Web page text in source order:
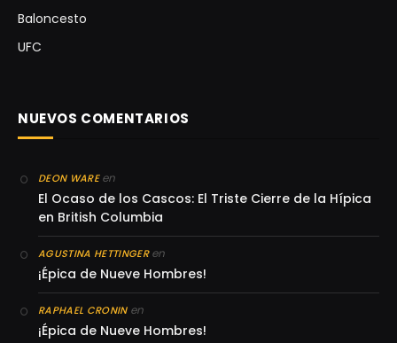
Baloncesto
UFC
NUEVOS COMENTARIOS
DEON WAREen
El Ocaso de los Cascos: El Triste Cierre de la Hípica
en British Columbia
AGUSTINA HETTINGERen
¡Épica de Nueve Hombres!
RAPHAEL CRONINen
¡Épica de Nueve Hombres!